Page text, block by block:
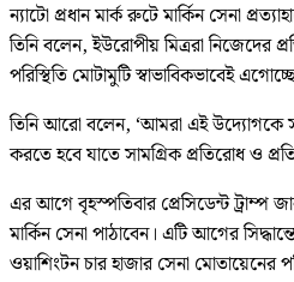
ন্যাটো প্রধান মার্ক রুটে মার্কিন সেনা
তিনি বলেন, ইউরোপীয় মিত্ররা নিজেদের
পরিস্থিতি মোটামুটি স্বাভাবিকভাবেই
তিনি আরো বলেন, ‘আমরা এই উদ্যোগকে
করতে হবে যাতে সামগ্রিক প্রতিরোধ ও
এর আগে বৃহস্পতিবার প্রেসিডেন্ট ট্রাম্প
মার্কিন সেনা পাঠাবেন। এটি আগের
ওয়াশিংটন চার হাজার সেনা মোতায়েনের